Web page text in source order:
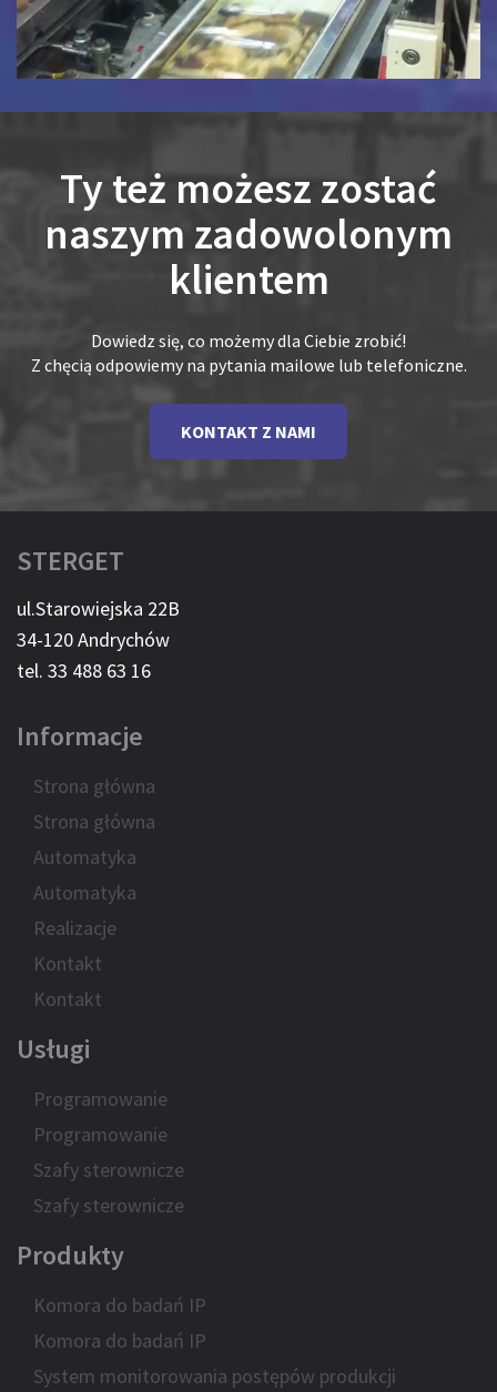
Ty też możesz zostać
naszym zadowolonym
klientem
Dowiedz się, co możemy dla Ciebie zrobić!
Z chęcią odpowiemy na pytania mailowe lub telefoniczne.
KONTAKT Z NAMI
STERGET
ul.Starowiejska 22B
34-120 Andrychów
tel. 33 488 63 16
Informacje
Strona główna
Strona główna
Automatyka
Automatyka
Realizacje
Kontakt
Kontakt
Usługi
Programowanie
Programowanie
Szafy sterownicze
Szafy sterownicze
Produkty
Komora do badań IP
Komora do badań IP
System monitorowania postępów produkcji